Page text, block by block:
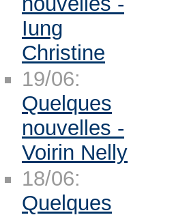
Iung
Christine
19/06:
Quelques
nouvelles -
Voirin Nelly
18/06:
Quelques